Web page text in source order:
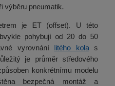
výběru pneumatik.
je ET (offset). U této
pohybují od 20 do 50
vyrovnání litého kolas
je průměr středového
konkrétnímu modelu
bezpečná montáž a